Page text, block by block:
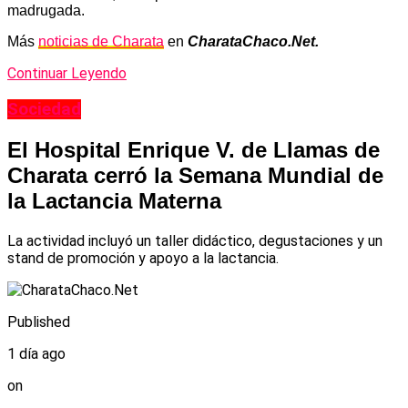
madrugada.
Más noticias de Charata en CharataChaco.Net.
Continuar Leyendo
Sociedad
El Hospital Enrique V. de Llamas de
Charata cerró la Semana Mundial de
la Lactancia Materna
La actividad incluyó un taller didáctico, degustaciones y un
stand de promoción y apoyo a la lactancia.
Published
1 día ago
on